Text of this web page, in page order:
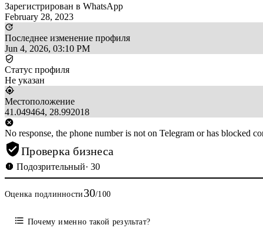
Зарегистрирован в WhatsApp
February 28, 2023
Последнее изменение профиля
Jun 4, 2026, 03:10 PM
Статус профиля
Не указан
Местоположение
41.049464, 28.992018
No response, the phone number is not on Telegram or has blocked
Проверка бизнеса
Подозрительный· 30
Оценка подлинности 30/100
Почему именно такой результат?